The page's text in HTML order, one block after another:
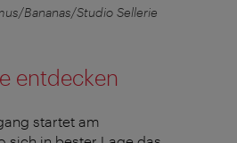
Bananas/Studio Sellerie
entdecken
startet am